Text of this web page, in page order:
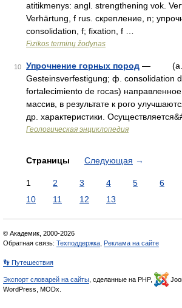
atitikmenys: angl. strengthening vok.
Verhärtung, f rus. скрепление, n;
consolidation, f; fixation, f …
Fizikos terminų žodynas
10 Упрочнение горных пород — (a.
Gesteinsverfestigung; ф. consolidation
fortalecimiento de rocas) направленное
массив, в результате к рого
др. характеристики.
Геологическая энциклопедия
Страницы Следующая →
1 2 3 4 5 6
10
11 12 13
© Академик, 2000-2026
Обратная связь: Техподдержка Реклама на сайте
👣 Путешествия
Экспорт словарей на сайты , сделанные на PHP,
WordPress, MODx.